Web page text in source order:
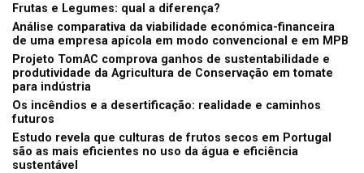
Frutas e Legumes: qual a diferença?
Análise comparativa da viabilidade económica-financeira
de uma empresa apícola em modo convencional e em MPB
Projeto TomAC comprova ganhos de sustentabilidade e
produtividade da Agricultura de Conservação em tomate
para indústria
Os incêndios e a desertificação: realidade e caminhos
futuros
Estudo revela que culturas de frutos secos em Portugal
são as mais eficientes no uso da água e eficiência
sustentável